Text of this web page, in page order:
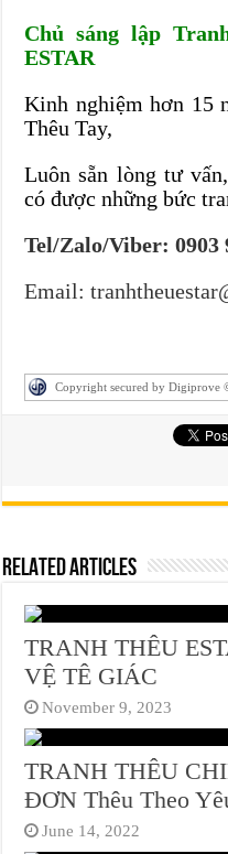
Chủ sáng lập
ESTAR
Kinh nghiệm hơn 15
Thêu Tay,
Luôn sẵn lòng tư
có được những bức
Tel/Zalo/Viber: 0903
Email:
Copyright secured by Digiprove
Related Articles
TRANH THÊU
VỆ TÊ GIÁC
November 9, 2023
TRANH THÊU
ĐƠN Thêu Theo
June 14, 2022